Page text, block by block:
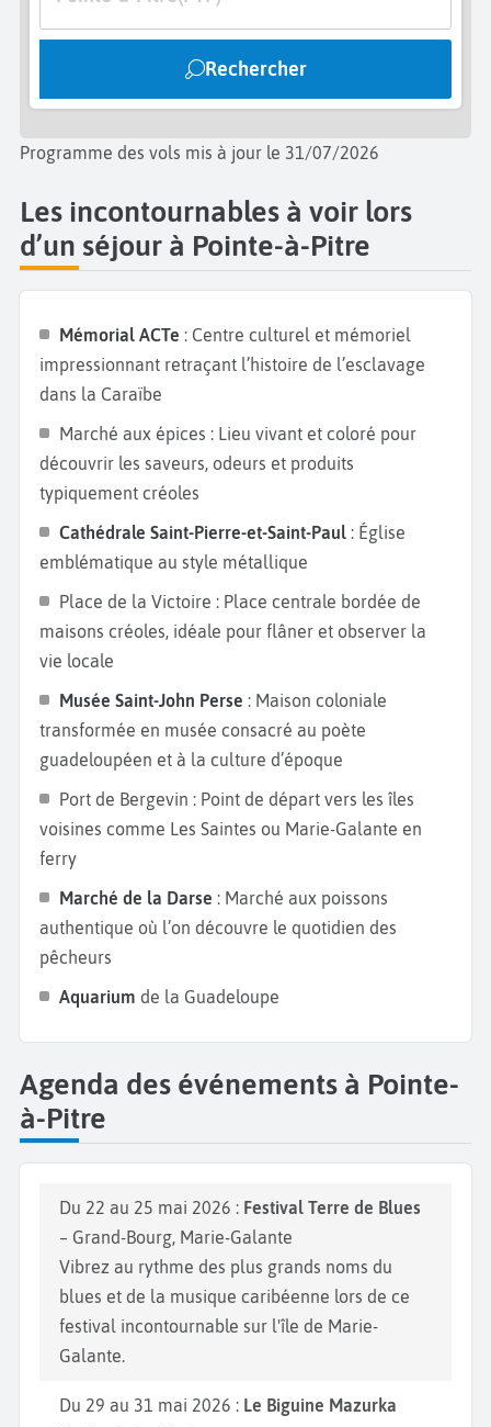
Rechercher
Programme des vols mis à jour le 31/07/2026
Les incontournables à voir lors
d’un séjour à Pointe-à-Pitre
Mémorial ACTe : Centre culturel et mémoriel
impressionnant retraçant l’histoire de l’esclavage
dans la Caraïbe
Marché aux épices : Lieu vivant et coloré pour
découvrir les saveurs, odeurs et produits
typiquement créoles
Cathédrale Saint-Pierre-et-Saint-Paul : Église
emblématique au style métallique
Place de la Victoire : Place centrale bordée de
maisons créoles, idéale pour flâner et observer la
vie locale
Musée Saint-John Perse : Maison coloniale
transformée en musée consacré au poète
guadeloupéen et à la culture d’époque
Port de Bergevin : Point de départ vers les îles
voisines comme Les Saintes ou Marie-Galante en
ferry
Marché de la Darse : Marché aux poissons
authentique où l’on découvre le quotidien des
pêcheurs
Aquarium de la Guadeloupe
Agenda des événements à Pointe-
à-Pitre
Du 22 au 25 mai 2026 : Festival Terre de Blues
– Grand-Bourg, Marie-Galante
Vibrez au rythme des plus grands noms du
blues et de la musique caribéenne lors de ce
festival incontournable sur l'île de Marie-
Galante.
Du 29 au 31 mai 2026 : Le Biguine Mazurka